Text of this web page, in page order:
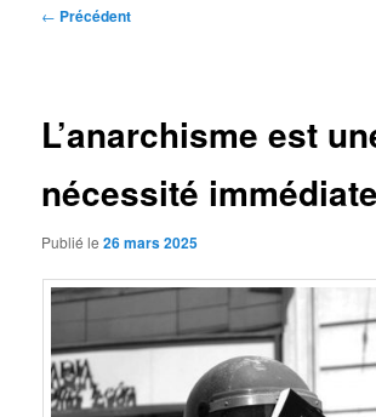
Navigation
← Précédent
L’anarchisme est
nécessité immédiate
Publié le26 mars 2025